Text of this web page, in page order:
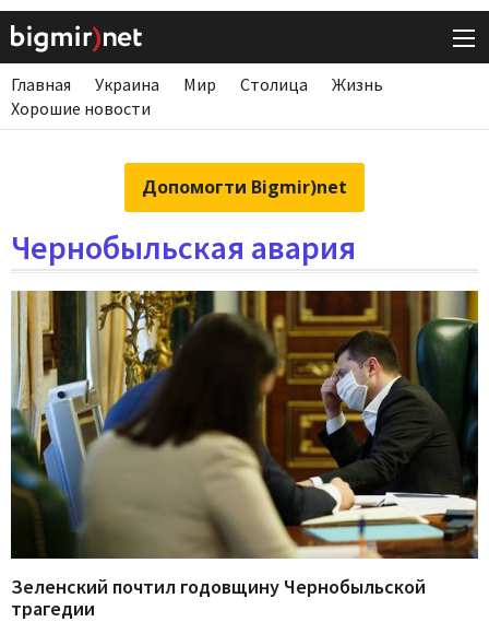
Главная Украина Мир Столица
Жизнь
Хорошие новости
Допомогти Bigmir)net
Чернобыльская авария
Зеленский почтил годовщину Чернобыльской
трагедии